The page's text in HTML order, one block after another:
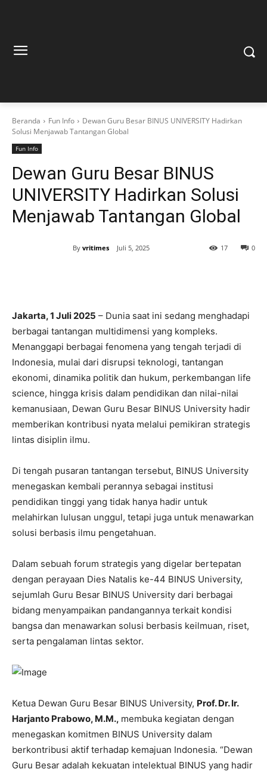
Beranda Fun Info
Dewan Guru Besar BINUS UNIVERSITY Hadirkan
Solusi Menjawab Tantangan Global
Fun Info
Dewan Guru Besar BINUS
UNIVERSITY Hadirkan Solusi
Menjawab Tantangan Global
By vritimes Juli 5, 2025 0
17
Jakarta, 1 Juli 2025 – Dunia saat ini sedang menghadapi
berbagai tantangan multidimensi yang kompleks.
Menanggapi berbagai fenomena yang tengah terjadi di
Indonesia, mulai dari disrupsi teknologi, tantangan
ekonomi, dinamika politik dan hukum, perkembangan life
science, hingga krisis dalam pendidikan dan nilai-nilai
kemanusiaan, Dewan Guru Besar BINUS University hadir
memberikan kontribusi nyata melalui pemikiran strategis
lintas disiplin ilmu.
Di tengah pusaran tantangan tersebut, BINUS University
menegaskan kembali perannya sebagai institusi
pendidikan tinggi yang tidak hanya hadir untuk
melahirkan lulusan unggul, tetapi juga untuk menawarkan
solusi berbasis ilmu pengetahuan.
Dalam sebuah forum strategis yang digelar bertepatan
dengan perayaan Dies Natalis ke-44 BINUS University,
sejumlah Guru Besar BINUS University dari berbagai
bidang menyampaikan pandangannya terkait kondisi
bangsa dan menawarkan solusi berbasis keilmuan, riset,
serta pengalaman lintas sektor.
Ketua Dewan Guru Besar BINUS University, Prof. Dr. Ir.
Harjanto Prabowo, M.M., membuka kegiatan dengan
menegaskan komitmen BINUS University dalam
berkontribusi aktif terhadap kemajuan Indonesia. “Dewan
Guru Besar adalah kekuatan intelektual BINUS yang hadir